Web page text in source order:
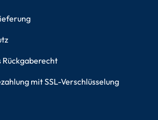
Rückgaberecht
mit SSL-Verschlüsselung